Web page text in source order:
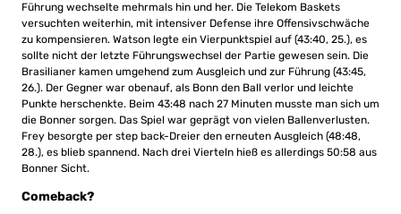
Führung wechselte mehrmals hin und her. Die Telekom Baskets
versuchten weiterhin, mit intensiver Defense ihre Offensivschwäche
zu kompensieren. Watson legte ein Vierpunktspiel auf (43:40, 25.), es
sollte nicht der letzte Führungswechsel der Partie gewesen sein. Die
Brasilianer kamen umgehend zum Ausgleich und zur Führung (43:45,
26.). Der Gegner war obenauf, als Bonn den Ball verlor und leichte
Punkte herschenkte. Beim 43:48 nach 27 Minuten musste man sich um
die Bonner sorgen. Das Spiel war geprägt von vielen Ballenverlusten.
Frey besorgte per step back-Dreier den erneuten Ausgleich (48:48,
28.), es blieb spannend. Nach drei Vierteln hieß es allerdings 50:58 aus
Bonner Sicht.
Comeback?